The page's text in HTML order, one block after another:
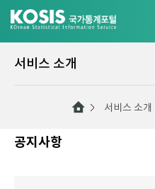
서비스 소개
서비스 소개
공지사항